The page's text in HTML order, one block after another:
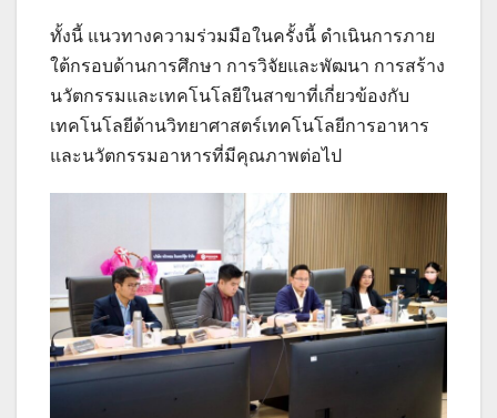
ทั้งนี้ แนวทางความร่วมมือในครั้งนี้ ดำเนินการภาย
ใต้กรอบด้านการศึกษา การวิจัยและพัฒนา การสร้าง
นวัตกรรมและเทคโนโลยีในสาขาที่เกี่ยวข้องกับ
เทคโนโลยีด้านวิทยาศาสตร์เทคโนโลยีการอาหาร
และนวัตกรรมอาหารที่มีคุณภาพต่อไป